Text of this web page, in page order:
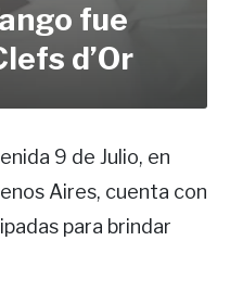
fue
d’Or
9 de Julio, en
Aires, cuenta con
para brindar